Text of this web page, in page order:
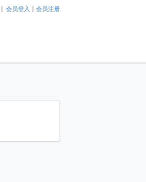
| 会员登入 | 会员注册